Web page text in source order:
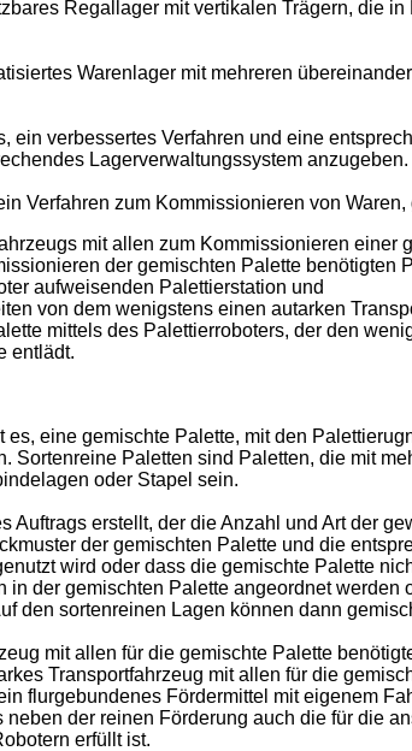
Regallager mit vertikalen Trägern, die
Warenlager mit mehreren
ein verbessertes Verfahren und eine
Lagerverwaltungssystem anzugeben.
Verfahren zum Kommissionieren von
mit allen zum Kommissionieren
der gemischten Palette
aufweisenden Palettierstation und
von dem wenigstens einen autarken
mittels des Palettierroboters, der den
entlädt.
eine gemischte Palette, mit den
Sortenreine Paletten sind Paletten, die mit
oder Stapel sein.
Auftrags erstellt, der die Anzahl und Art der
der gemischten Palette und die
wird oder dass die gemischte Palette
der gemischten Palette angeordnet
den sortenreinen Lagen können dann
mit allen für die gemischte Palette
Transportfahrzeug mit allen für die
flurgebundenes Fördermittel mit eigenem
der reinen Förderung auch die für die
erfüllt ist.